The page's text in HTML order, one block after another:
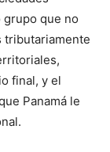
grupo que no
tributariamente
final, y el
Panamá le